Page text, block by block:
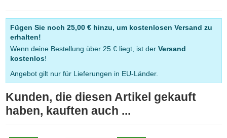
Fügen Sie noch 25,00 €hinzu, um kostenlosen Versand zu
erhalten!
Wenn deine Bestellung über 25 € liegt, ist der Versand
kostenlos!
Angebot gilt nur für Lieferungen in EU-Länder.
Kunden, die diesen Artikel gekauft
haben, kauften auch ...